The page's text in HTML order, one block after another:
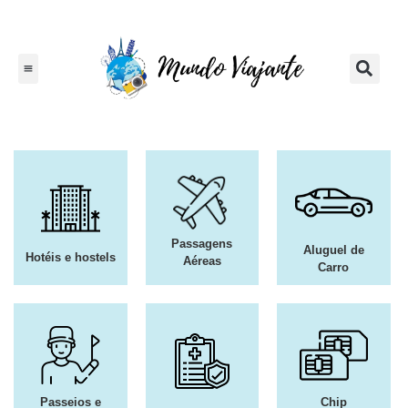
Hotéis e hostels
Passagens
Aéreas
Aluguel de
Carro
Passeios e
Chip